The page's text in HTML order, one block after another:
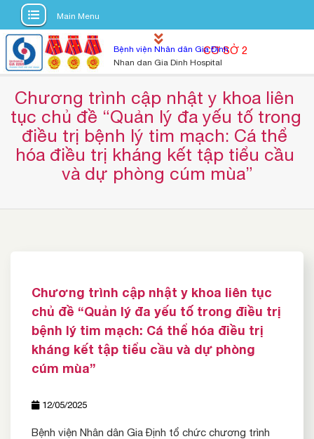
S
e
Main Menu
Bệnh viện Nhân dân Gia Định
Nhan dan Gia Dinh Hospital
CƠ SỞ 2
Chương trình cập nhật y khoa liên
tục chủ đề “Quản lý đa yếu tố trong
điều trị bệnh lý tim mạch: Cá thể
hóa điều trị kháng kết tập tiểu cầu
và dự phòng cúm mùa”
Chương trình cập nhật y khoa liên tục
chủ đề “Quản lý đa yếu tố trong điều trị
bệnh lý tim mạch: Cá thể hóa điều trị
kháng kết tập tiểu cầu và dự phòng
cúm mùa”
12/05/2025
Bệnh viện Nhân dân Gia Định tổ chức chương trình